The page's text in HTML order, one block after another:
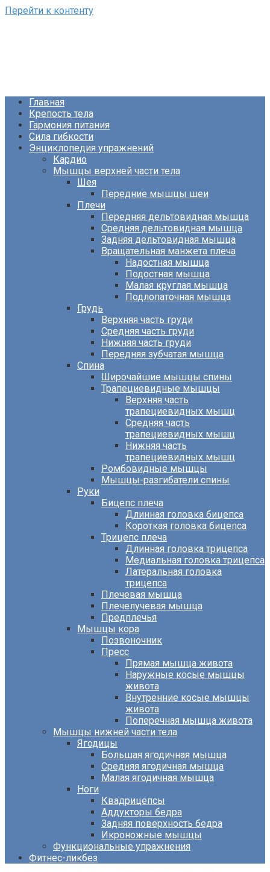
Перейти к контенту
Сайт о фитнесе и питании
Главная
Крепость тела
Гармония питания
Сила гибкости
Энциклопедия упражнений
Кардио
Мышцы верхней части тела
Шея
Передние мышцы шеи
Плечи
Передняя дельтовидная мышца
Средняя дельтовидная мышца
Задняя дельтовидная мышца
Вращательная манжета плеча
Надостная мышца
Подостная мышца
Малая круглая мышца
Подлопаточная мышца
Грудь
Верхняя часть груди
Средняя часть груди
Нижняя часть груди
Передняя зубчатая мышца
Спина
Широчайшие мышцы спины
Трапециевидные мышцы
Верхняя часть
трапециевидных мышц
Средняя часть
трапециевидных мышц
Нижняя часть
трапециевидных мышц
Ромбовидные мышцы
Мышцы-разгибатели спины
Руки
Бицепс плеча
Длинная головка бицепса
Короткая головка бицепса
Трицепс плеча
Длинная головка трицепса
Медиальная головка трицепса
Латеральная головка
трицепса
Плечевая мышца
Плечелучевая мышца
Предплечья
Мышцы кора
Позвоночник
Пресс
Прямая мышца живота
Наружные косые мышцы
живота
Внутренние косые мышцы
живота
Поперечная мышца живота
Мышцы нижней части тела
Ягодицы
Большая ягодичная мышца
Средняя ягодичная мышца
Малая ягодичная мышца
Ноги
Квадрицепсы
Аддукторы бедра
Задняя поверхность бедра
Икроножные мышцы
Функциональные упражнения
Фитнес-ликбез